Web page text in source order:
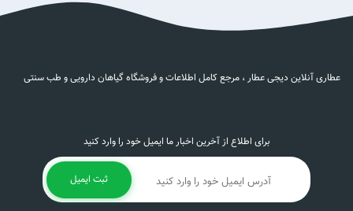
برای اطلاع از آخرین اخبار ما ایمیل خود را وارد کنید
ثبت ایمیل
عطاری آنلاین دیجی عطار ، مرجع کامل اطلاعات و فروشگاه گیاهان دارویی و طب سنتی